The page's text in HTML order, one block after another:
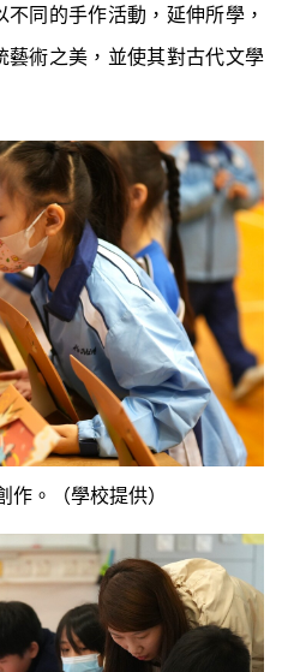
同的手作活動，延伸所學，
藝術之美，並使其對古代文學
作。（學校提供）